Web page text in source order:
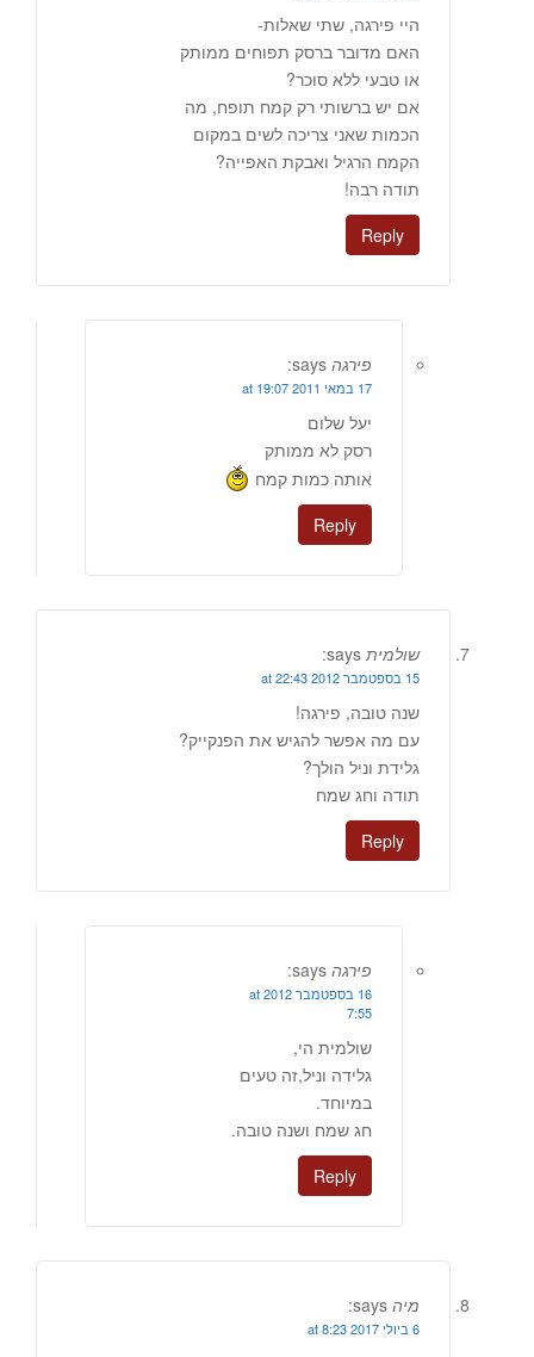
היי פירגה, שתי שאלות-
האם מדובר ברסק תפוחים ממותק
או טבעי ללא סוכר?
אם יש ברשותי רק קמח תופח, מה
הכמות שאני צריכה לשים במקום
הקמח הרגיל ואבקת האפייה?
תודה רבה!
Reply
פירגה says:
17 במאי 2011 at 19:07
יעל שלום
רסק לא ממותק
אותה כמות קמח
Reply
שולמית says:
15 בספטמבר 2012 at 22:43
שנה טובה, פירגה!
עם מה אפשר להגיש את הפנקייק?
גלידת וניל הולך?
תודה וחג שמח
Reply
פירגה says:
16 בספטמבר 2012 at
7:55
שולמית הי,
גלידה וניל,זה טעים
במיוחד.
חג שמח ושנה טובה.
Reply
מיה says:
6 ביולי 2017 at 8:23